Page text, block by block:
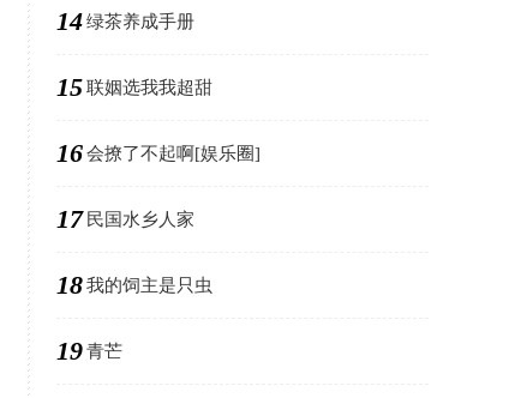
14绿茶养成手册
15联姻选我我超甜
16会撩了不起啊[娱乐圈]
17 民国水乡人家
18我的饲主是只虫
19青芒